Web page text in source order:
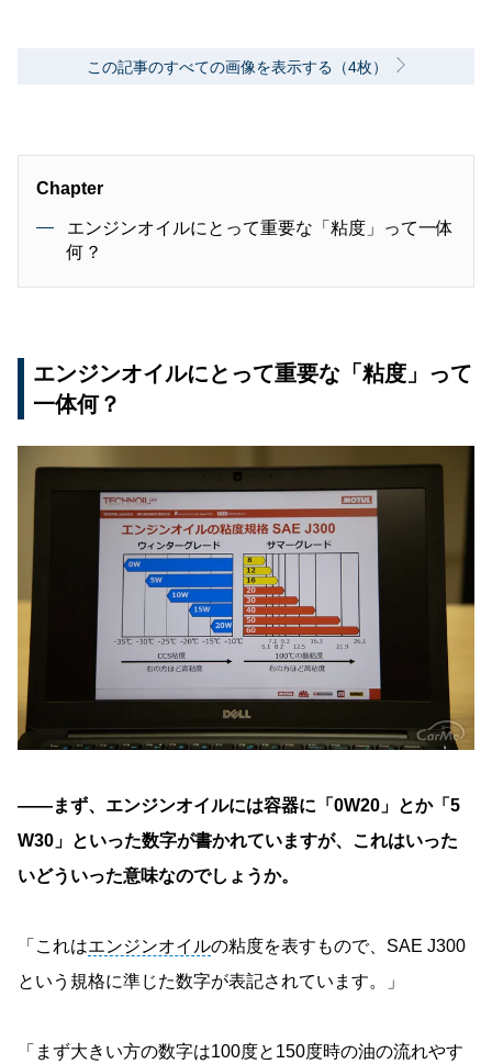
この記事のすべての画像を表示する（4枚）
Chapter
エンジンオイルにとって重要な「粘度」って一体
何？
エンジンオイルにとって重要な「粘度」って
一体何？
――まず、エンジンオイルには容器に「0W20」とか「5
W30」といった数字が書かれていますが、これはいった
いどういった意味なのでしょうか。
「これはエンジンオイルの粘度を表すもので、SAE J300
という規格に準じた数字が表記されています。」
「まず大きい方の数字は100度と150度時の油の流れやす